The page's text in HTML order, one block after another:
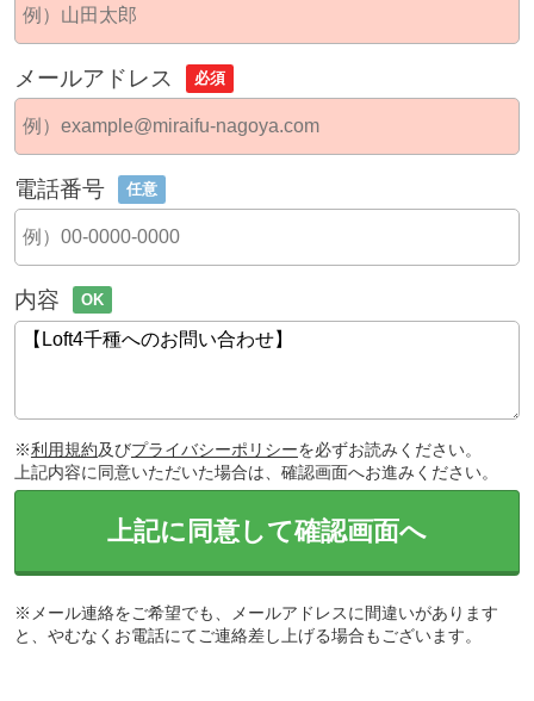
メールアドレス 必須
電話番号 任意
内容 OK
※利用規約及びプライバシーポリシーを必ずお読みください。
上記内容に同意いただいた場合は、確認画面へお進みください。
上記に同意して確認画面へ
※メール連絡をご希望でも、メールアドレスに間違いがあります
と、やむなくお電話にてご連絡差し上げる場合もございます。